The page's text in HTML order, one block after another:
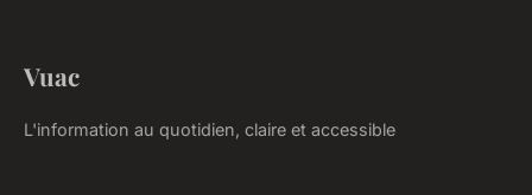
Vuac
L'information au quotidien, claire et accessible